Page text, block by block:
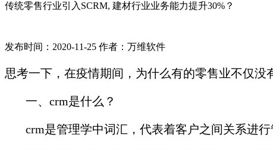
传统零售行业引入SCRM, 建材行业业务能力提升30%？
发布时间：2020-11-25 作者：万维软件
思考一下，在疫情期间，为什么有的零售业不仅没
一、crm是什么？
crm是管理学中词汇，代表着客户之间关系进行